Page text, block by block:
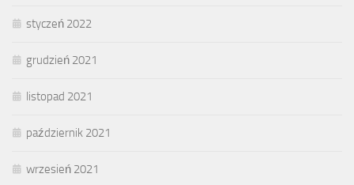
styczeń 2022
grudzień 2021
listopad 2021
październik 2021
wrzesień 2021